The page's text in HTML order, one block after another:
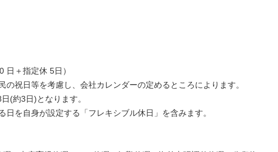
日＋指定休 5日）
祝日等を考慮し、会社カレンダーの定めるところによります。
(約3日)となります。
を自身が設定する「フレキシブル休日」を含みます。